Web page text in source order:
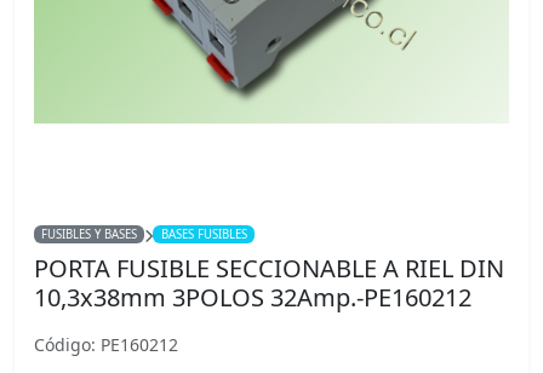
FUSIBLES Y BASES BASES FUSIBLES
PORTA FUSIBLE SECCIONABLE A RIEL DIN
10,3x38mm 3POLOS 32Amp.-PE160212
Código: PE160212